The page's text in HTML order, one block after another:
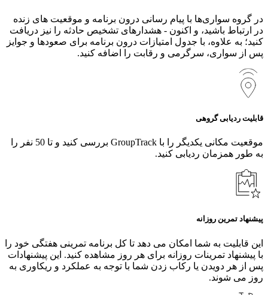
در گروه‌ سواری‌ها با پیام‌ رسانی درون‌ برنامه و موقعیت‌ های زنده
در ارتباط باشید، و اکنون - هشدارهای تشخیص حادثه را نیز دریافت
کنید؛ به علاوه، با جدول امتیازات درون‌ برنامه برای صعودها و جوایز
پس از سواری، سرگرمی و رقابت را اضافه کنید.
قابلیت ردیابی گروهی
موقعیت مکانی یکدیگر را با GroupTrack بررسی کنید و تا 50 نفر را
به طور همزمان ردیابی کنید.
پیشنهاد تمرین روزانه
این قابلیت به شما امکان می دهد تا کل برنامه تمرینی هفتگی خود را
با پیشنهاد تمرینات روزانه برای هر روز مشاهده کنید. این پیشنهادات
پس از هر دویدن یا رکاب زدن شما با توجه به عملکرد و ریکاوری به
روز می شوند.